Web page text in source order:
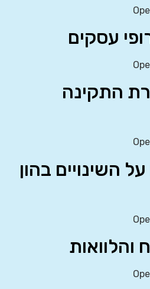
– הכרת התקינה
דוח על השינויים בהון